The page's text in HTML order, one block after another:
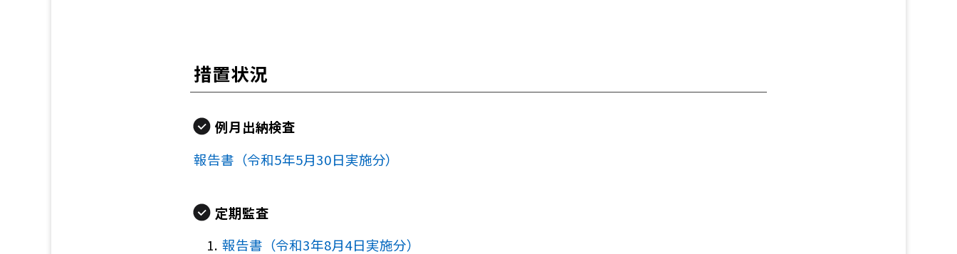
措置状況
例月出納検査
報告書（令和5年5月30日実施分）
定期監査
報告書（令和3年8月4日実施分）